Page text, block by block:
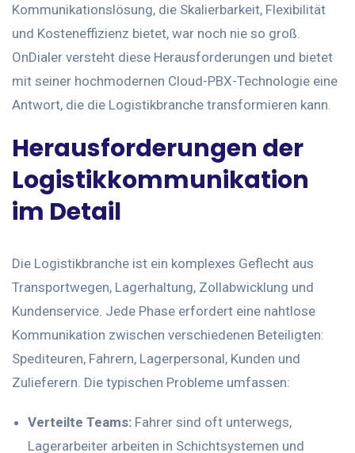
Kommunikationslösung, die Skalierbarkeit, Flexibilität
und Kosteneffizienz bietet, war noch nie so groß.
OnDialer versteht diese Herausforderungen und bietet
mit seiner hochmodernen Cloud-PBX-Technologie eine
Antwort, die die Logistikbranche transformieren kann.
Herausforderungen der
Logistikkommunikation
im Detail
Die Logistikbranche ist ein komplexes Geflecht aus
Transportwegen, Lagerhaltung, Zollabwicklung und
Kundenservice. Jede Phase erfordert eine nahtlose
Kommunikation zwischen verschiedenen Beteiligten:
Spediteuren, Fahrern, Lagerpersonal, Kunden und
Zulieferern. Die typischen Probleme umfassen:
Verteilte Teams: Fahrer sind oft unterwegs,
Lagerarbeiter arbeiten in Schichtsystemen und